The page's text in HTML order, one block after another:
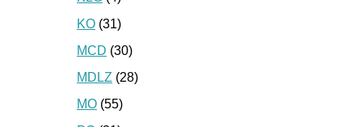
KO (31)
MCD (30)
MDLZ (28)
MO (55)